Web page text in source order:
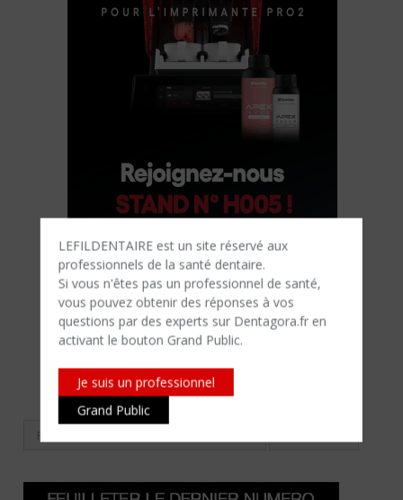
LEFILDENTAIRE est un site réservé aux
professionnels de la santé dentaire.
Si vous n'êtes​ pas un professionnel de santé,
vous pouvez obtenir des réponses à vos
questions par des experts sur Dentagora.fr en
activant le bouton Grand Public.
Je suis un professionnel
Grand Public